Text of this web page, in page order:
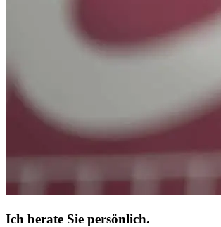
Ich berate Sie persönlich.